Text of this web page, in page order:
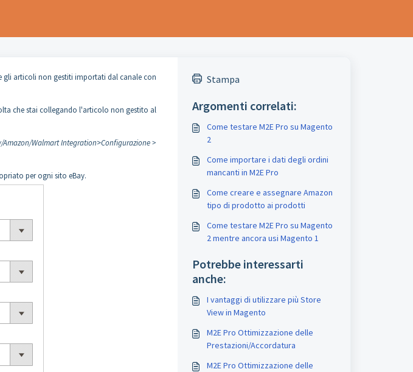
gli articoli non gestiti importati dal canale con
che stai collegando l'articolo non gestito al
Amazon/Walmart Integration>Configurazione >
per ogni sito eBay.
Stampa
Argomenti correlati:
Come testare M2E Pro su Magento
2
Come importare i dati degli ordini
mancanti in M2E Pro
Come creare e assegnare Amazon
tipo di prodotto ai prodotti
Come testare M2E Pro su Magento
2 mentre ancora usi Magento 1
Potrebbe interessarti
anche:
I vantaggi di utilizzare più Store
View in Magento
M2E Pro Ottimizzazione delle
Prestazioni/Accordatura
M2E Pro Ottimizzazione delle